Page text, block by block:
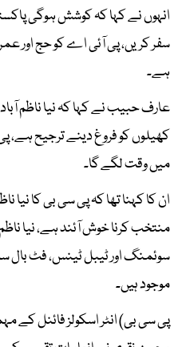
انہوں نے کہا کہ کوشش ہوگی
سفر کریں، پی آئی اے کو حج اور
ہے۔
عارف حبیب نے کہا کہ نیا ناظم
کھیلوں کو فروغ دینے ترجیح ہے،
میں وقت لگے گا۔
ان کا کہنا تھا کہ پی سی بی کا نیا
منتخب کرنا خوش آئند ہے، نیا
سوئمنگ اور ٹیبل ٹینس، فٹ بال
موجود ہیں۔
پی سی بی) انٹر اسکولز فائنل